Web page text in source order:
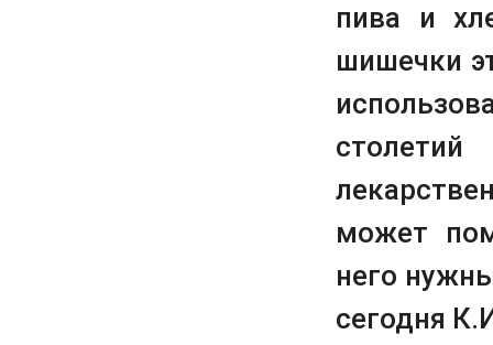
пива и
шишечки
может
него
сегодня